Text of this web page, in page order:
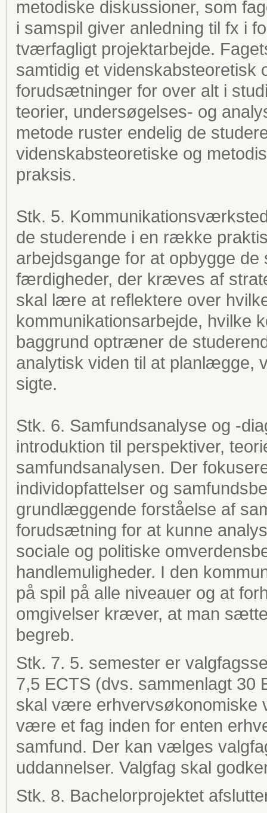
metodiske diskussioner, som
i samspil giver anledning til fx i
tværfagligt projektarbejde.
samtidig et videnskabsteoretisk
forudsætninger for over alt i
teorier, undersøgelses- og
metode ruster endelig de
videnskabsteoretiske og
praksis.
Stk. 5.
de studerende i en række
arbejdsgange for at opbygge
færdigheder, der kræves af
skal lære at reflektere over
kommunikationsarbejde, hvilke
baggrund optræner de
analytisk viden til at planlægge,
sigte.
Stk. 6. Samfundsanalyse og -
introduktion til perspektiver,
samfundsanalysen. Der
individopfattelser og
grundlæggende forståelse af
forudsætning for at kunne
sociale og politiske
handlemuligheder. I den
på spil på alle niveauer og at
omgivelser kræver, at man
begreb.
Stk. 7. 5. semester er
7,5 ECTS (dvs. sammenlagt 30
skal være erhvervsøkonomiske
være et fag inden for enten
samfund. Der kan vælges
uddannelser. Valgfag skal
Stk. 8. Bachelorprojektet